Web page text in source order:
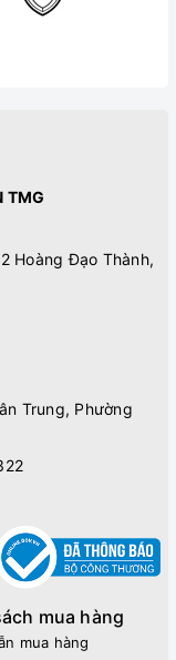
TMG
Hoàng Đạo Thành,
Trung, Phường
mua hàng
mua hàng